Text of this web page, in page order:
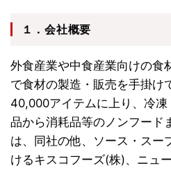
１．会社概要
外食産業や中食産業向けの食
で食材の製造・販売を手掛け
40,000アイテムに上り、冷
品から消耗品等のノンフード
は、同社の他、ソース・スー
けるキスコフーズ(株)、ニュ